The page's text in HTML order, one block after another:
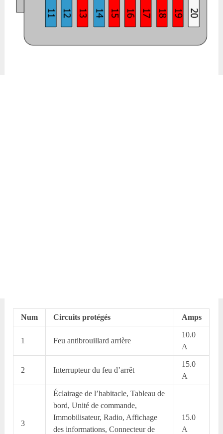
Num Circuits protégés Amps
1 Feu antibrouillard arrière
10.0
A
2 Interrupteur du feu d’arrêt
15.0
A
3
Éclairage de l’habitacle, Tableau de
bord, Unité de commande,
Immobilisateur, Radio, Affichage
des informations, Connecteur de
15.0
A